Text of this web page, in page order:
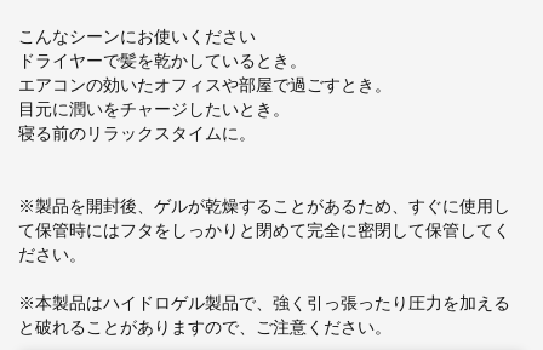
こんなシーンにお使いください
ドライヤーで髪を乾かしているとき。
エアコンの効いたオフィスや部屋で過ごすとき。
目元に潤いをチャージしたいとき。
寝る前のリラックスタイムに。
※製品を開封後、ゲルが乾燥することがあるため、すぐに使用し
て保管時にはフタをしっかりと閉めて完全に密閉して保管してく
ださい。
※本製品はハイドロゲル製品で、強く引っ張ったり圧力を加える
と破れることがありますので、ご注意ください。